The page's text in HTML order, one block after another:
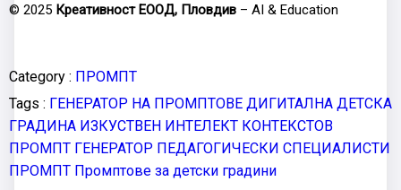
© 2025 Креативност ЕООД, Пловдив – AI & Education
Category : ПРОМПТ
Tags : ГЕНЕРАТОР НА ПРОМПТОВЕ ДИГИТАЛНА ДЕТСКА
ГРАДИНА ИЗКУСТВЕН ИНТЕЛЕКТ КОНТЕКСТОВ
ПРОМПТ ГЕНЕРАТОР ПЕДАГОГИЧЕСКИ СПЕЦИАЛИСТИ
ПРОМПТ Промптове за детски градини